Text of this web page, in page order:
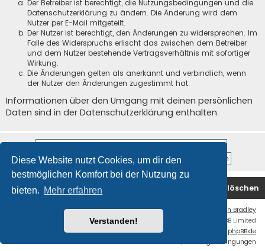
Diese Website nutzt Cookies, um dir den
bestmöglichen Komfort bei der Nutzung zu
bieten. Mehr erfahren
Verstanden!
Der Betreiber ist berechtigt, die Nutzungsbedingungen und die
Datenschutzerklärung zu ändern. Die Änderung wird dem
Nutzer per E-Mail mitgeteilt.
Der Nutzer ist berechtigt, den Änderungen zu widersprechen. Im
Falle des Widerspruchs erlischt das zwischen dem Betreiber
und dem Nutzer bestehende Vertragsverhältnis mit sofortiger
Wirkung.
Die Änderungen gelten als anerkannt und verbindlich, wenn
der Nutzer den Änderungen zugestimmt hat.
Informationen über den Umgang mit deinen persönlichen
Daten sind in der Datenschutzerklärung enthalten.
Startseite Foren-Übersicht Alle Cookies löschen
Ian Bradley
Powered byphpBB
® Forum Software © phpBB Limited
Deutsche Übersetzung durch phpBB.de
Nutzungsbedingungen